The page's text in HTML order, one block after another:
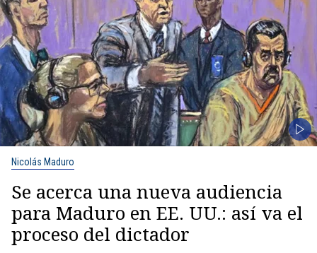
Nicolás Maduro
Se acerca una nueva audiencia
para Maduro en EE. UU.: así va el
proceso del dictador